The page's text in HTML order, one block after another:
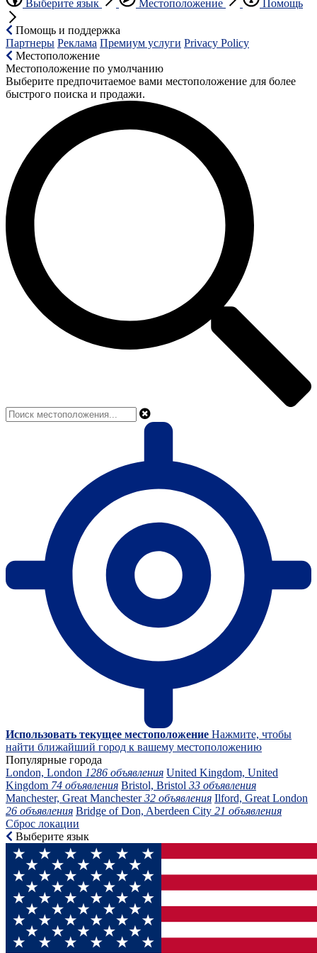
Выберите язык Местоположение Помощь
Помощь и поддержка
Партнеры Реклама Премиум услуги Privacy Policy
Местоположение
Местоположение по умолчанию
Выберите предпочитаемое вами местоположение для более
быстрого поиска и продажи.
Использовать текущее местоположение Нажмите, чтобы
найти ближайший город к вашему местоположению
Популярные города
London, London 1286 объявления United Kingdom, United
Kingdom 74 объявления Bristol, Bristol 33 объявления
Manchester, Great Manchester32 объявления Ilford, Great London
26 объявления Bridge of Don, Aberdeen City 21 объявления
Сброс локации
Выберите язык